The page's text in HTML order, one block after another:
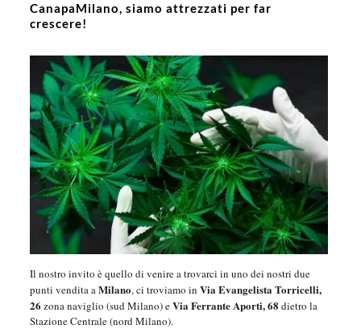
CanapaMilano, siamo attrezzati per far
crescere!
Il nostro invito è quello di venire a trovarci in uno dei nostri due
punti vendita aMilano, ci troviamo in Via Evangelista Torricelli,
26 zona naviglio (sud Milano) eVia Ferrante Aporti, 68 dietro la
Stazione Centrale (nord Milano).